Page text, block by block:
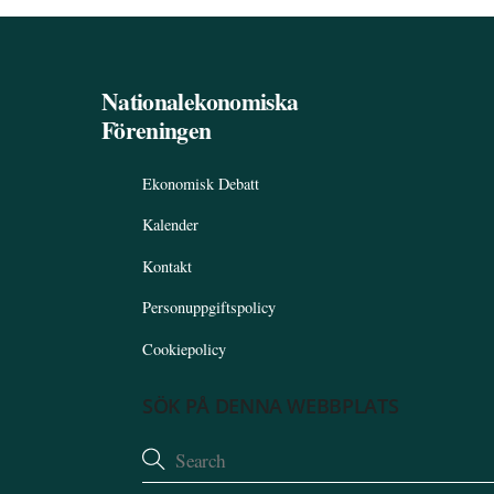
Nationalekonomiska
Föreningen
Ekonomisk Debatt
Kalender
Kontakt
Personuppgiftspolicy
Cookiepolicy
SÖK PÅ DENNA WEBBPLATS